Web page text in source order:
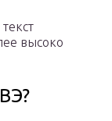
высоко